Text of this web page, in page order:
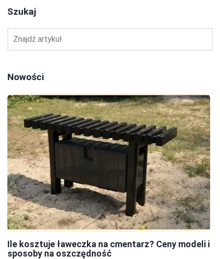
Szukaj
Nowości
Ile kosztuje ławeczka na cmentarz? Ceny modeli i
sposoby na oszczędność